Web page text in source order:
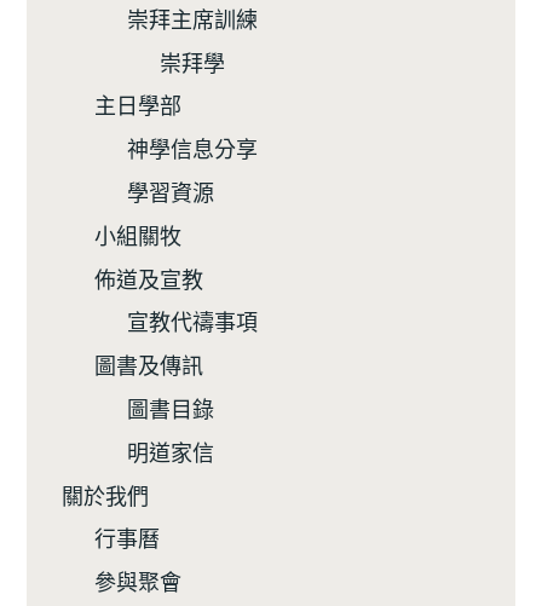
崇拜主席訓練
崇拜學
主日學部
神學信息分享
學習資源
小組關牧
佈道及宣教
宣教代禱事項
圖書及傳訊
圖書目錄
明道家信
關於我們
行事曆
參與聚會